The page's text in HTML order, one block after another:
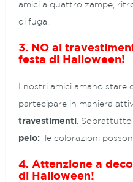
amici a quattro zampe,
di fuga.
3.
NO ai
festa di Halloween!
I nostri amici amano stare
partecipare in maniera
travestimenti . Soprattutto
pelo: le colorazioni
4. Attenzione a
di Halloween!